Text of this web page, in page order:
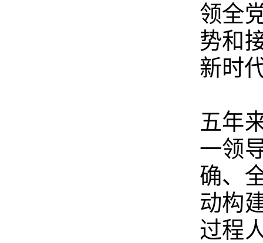
领全
势和
新时
五年
一领
确、
动构
过程